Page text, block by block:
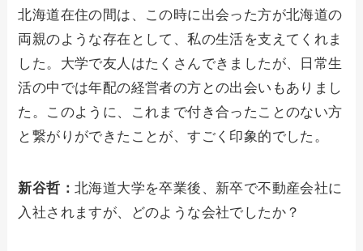
北海道在住の間は、この時に出会った方が北海道の
両親のような存在として、私の生活を支えてくれま
した。大学で友人はたくさんできましたが、日常生
活の中では年配の経営者の方との出会いもありまし
た。このように、これまで付き合ったことのない方
と繋がりができたことが、すごく印象的でした。
新谷哲：北海道大学を卒業後、新卒で不動産会社に
入社されますが、どのような会社でしたか？